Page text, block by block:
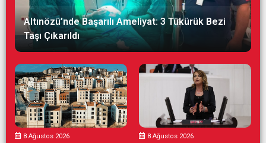
Altınözü’nde Başarılı Ameliyat: 3 Tükürük Bezi
Taşı Çıkarıldı
8 Ağustos 2026 8 Ağustos 2026